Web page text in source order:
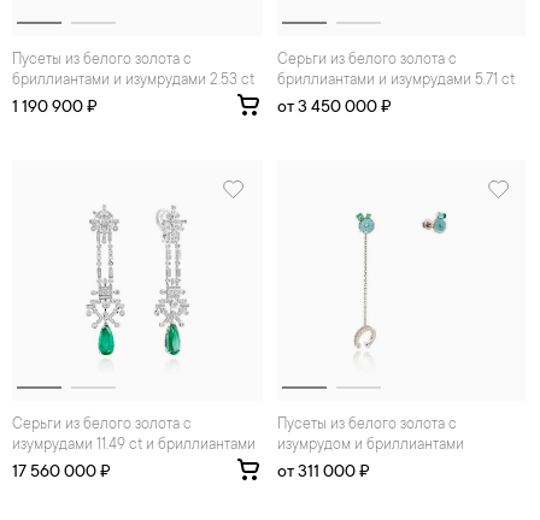
Пусеты из белого золота с
бриллиантами и изумрудами 2.53 ct
1 190 900 ₽
Серьги из белого золота с
бриллиантами и изумрудами 5.71 ct
от 3 450 000 ₽
Серьги из белого золота с
изумрудами 11.49 ct и бриллиантами
17 560 000 ₽
Пусеты из белого золота с
изумрудом и бриллиантами
от 311 000 ₽